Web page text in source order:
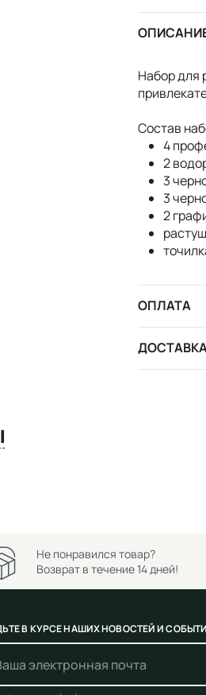
Набор для
Состав
4
2
3
3
2
ОПЛАТА
Не понравился товар?
Возврат в течение 14 дней!
В КУРСЕ НАШИХ НОВОСТЕЙ И